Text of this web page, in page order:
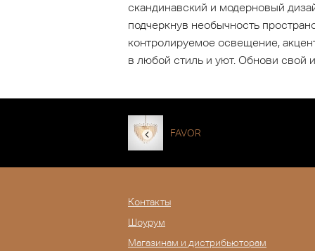
скандинавский и модерновый
подчеркнув необычность
контролируемое освещение,
в любой стиль и уют. Обнови свой
FAVOR
Контакты
Шоурум
Магазинам и дистрибьюторам